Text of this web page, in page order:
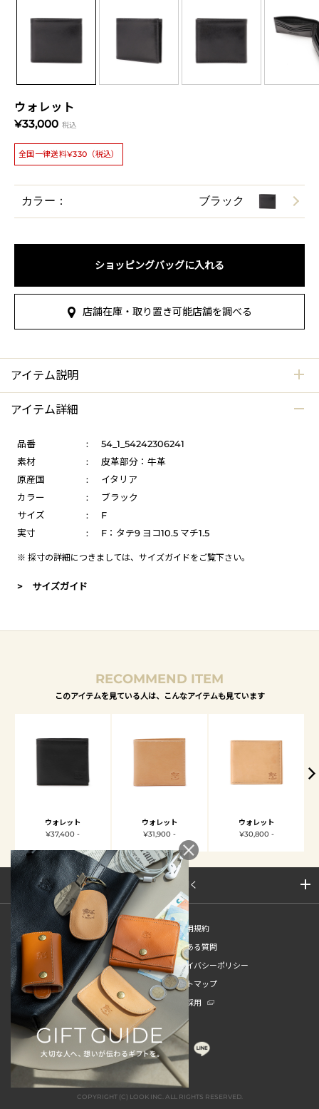
ウォレット
¥33,000 税込
全国一律送料¥330（税込）
カラー： ブラック
ショッピングバッグに入れる
店舗在庫・取り置き可能店舗を調べる
アイテム説明
アイテム詳細
品番 :
54_1_54242306241
素材
:
皮革部分：牛革
原産国
:
イタリア
カラー
:
ブラック
サイズ
:
F
実寸
: F：タテ9 ヨコ10.5 マチ1.5
※ 採寸の詳細につきましては、 サイズガイドをご覧下さい。
> サイズガイド
RECOMMEND ITEM
このアイテムを見ている人は、こんなアイテムも見ています
ウォレット
¥37,400 -
ウォレット
¥31,900 -
ウォレット
¥30,800 -
サイトマップを開く
新規会員登録
ご利用規約
ご利用ガイド
よくある質問
特定商取引法
プライバシーポリシー
お問い合わせ
サイトマップ
販売スタッフ中途採用
新卒採用
COPYRIGHT (C) LOOK INC. ALL RIGHTS RESERVED.